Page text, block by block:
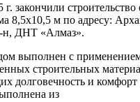
г. закончили
8,5х10,5 м по адресу:
н, ДНТ «Алмаз».
выполнен с
строительных
долговечность и
из